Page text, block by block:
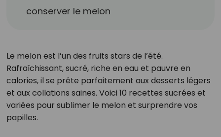
conserver le melon
Le melon est l’un des fruits stars de l’été.
Rafraîchissant, sucré, riche en eau et pauvre en
calories, il se prête parfaitement aux desserts légers
et aux collations saines. Voici 10 recettes sucrées et
variées pour sublimer le melon et surprendre vos
papilles.